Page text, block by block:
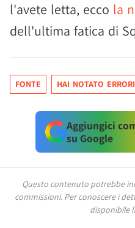
l'avete letta, ecco la
dell'ultima fatica di
FONTE HAI NOTATO
Aggiungici
su Google
Questo contenuto potrebbe
commissioni. Per conoscere i
disponibile